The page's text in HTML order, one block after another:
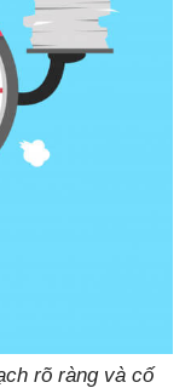
rõ ràng và cố